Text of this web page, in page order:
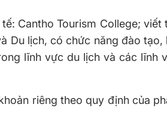
Cantho Tourism College; viết
Du lịch, có chức năng đào
lĩnh vực du lịch và các lĩnh
riêng theo quy định của